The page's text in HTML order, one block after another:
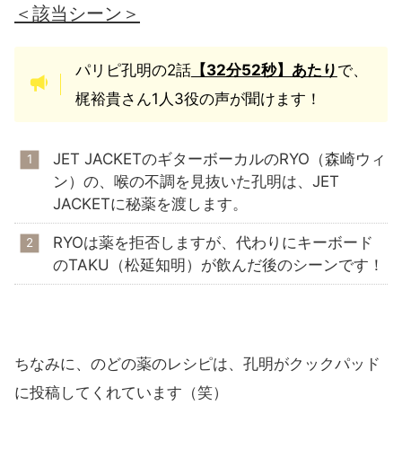
＜該当シーン＞
パリピ孔明の2話【32分52秒】あたり で、
梶裕貴さん1人3役の声が聞けます！
JET JACKETのギターボーカルのRYO（森崎ウィ
ン）の、喉の不調を見抜いた孔明は、JET
JACKETに秘薬を渡します。
RYOは薬を拒否しますが、代わりにキーボード
のTAKU（松延知明）が飲んだ後のシーンです！
ちなみに、のどの薬のレシピは、孔明がクックパッド
に投稿してくれています（笑）